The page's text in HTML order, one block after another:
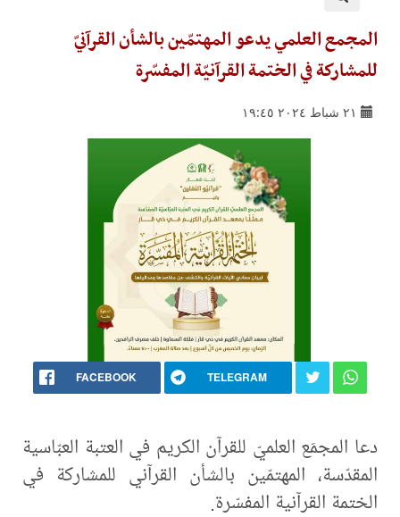
المجمع العلمي يدعو المهتمّين بالشأن القرآنيّ
للمشاركة في الختمة القرآنيّة المفسّرة
٢١ شباط ٢٠٢٤ ١٩:٤٥
FACEBOOK TELEGRAM
دعا المجمَع العلميّ للقرآن الكريم في العتبة العبّاسية
المقدّسة، المهتمّين بالشأن القرآني للمشاركة في
الختمة القرآنية المفسّرة.